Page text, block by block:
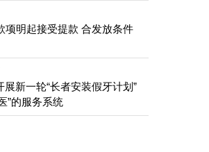
接受提款 合发放条件
展新一轮“长者安装假牙计划”
”的服务系统